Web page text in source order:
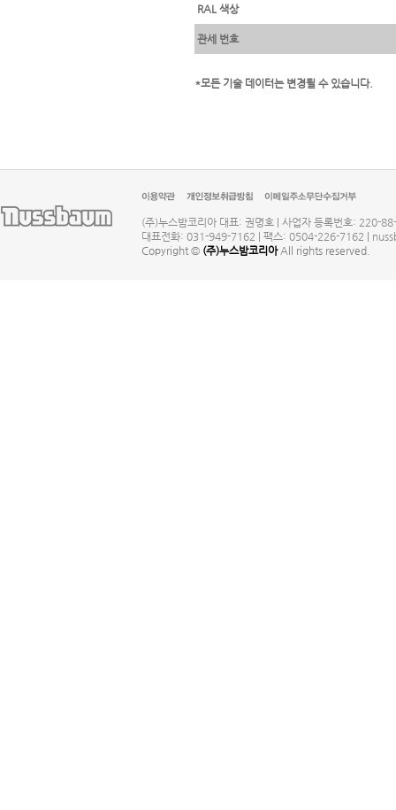
RAL 색상
관세 번호
*모든 기술 데이터는 변경될 수 있습니다.
(주)누스밤코리아 대표: 권명호 | 사업자 등록번호: 220-
대표전화: 031-949-7162 | 팩스: 0504-226-7162 |
Copyright © (주)누스밤코리아All rights reserved.